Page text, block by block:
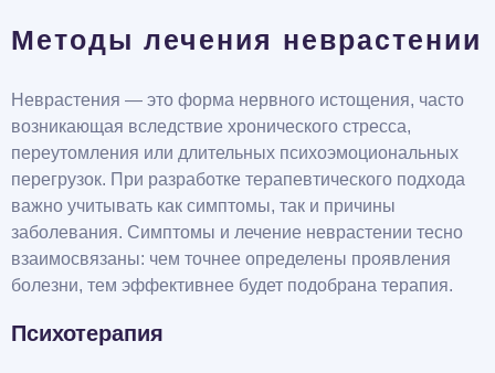
Методы лечения неврастении
Неврастения — это форма нервного истощения, часто
возникающая вследствие хронического стресса,
переутомления или длительных психоэмоциональных
перегрузок. При разработке терапевтического подхода
важно учитывать как симптомы, так и причины
заболевания. Симптомы и лечение неврастении тесно
взаимосвязаны: чем точнее определены проявления
болезни, тем эффективнее будет подобрана терапия.
Психотерапия